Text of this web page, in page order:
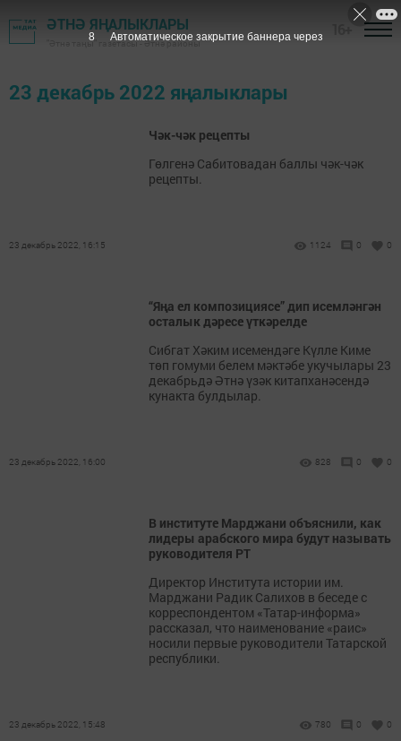
ӘТНӘ ЯҢАЛЫКЛАРЫ
"Әтнә таңы" газетасы - Әтнә районы
23 декабрь 2022 яңалыклары
Чәк-чәк рецепты
Гөлгенә Сабитовадан баллы чәк-чәк
рецепты.
23 декабрь 2022, 16:15 1124 0 0
“Яңа ел композициясе” дип исемләнгән
осталык дәресе үткәрелде
Сибгат Хәким исемендәге Күлле Киме
төп гомуми белем мәктәбе укучылары 23
декабрьдә Әтнә үзәк китапханәсендә
кунакта булдылар.
23 декабрь 2022, 16:00 828 0 0
В институте Марджани объяснили, как
лидеры арабского мира будут называть
руководителя РТ
Директор Института истории им.
Марджани Радик Салихов в беседе с
корреспондентом «Татар-информа»
рассказал, что наименование «раис»
носили первые руководители Татарской
республики.
23 декабрь 2022, 15:48 780 0 0
8 Автоматическое закрытие баннера через